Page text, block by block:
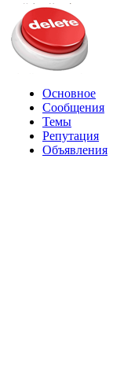
Основное
Сообщения
Темы
Репутация
Объявления